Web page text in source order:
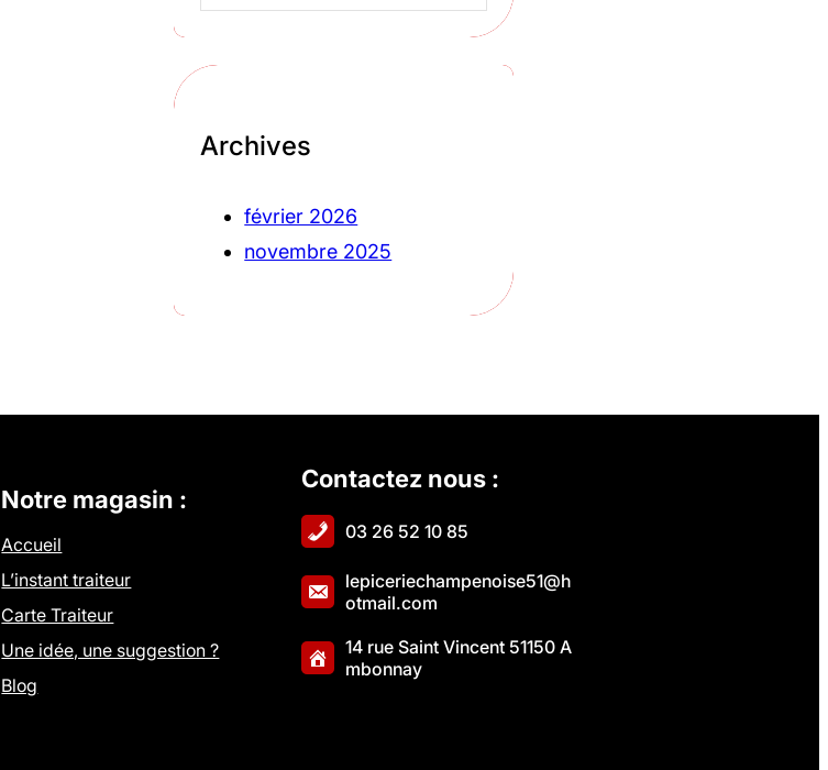
Archives
février 2026
novembre 2025
Notre magasin :
Accueil
L’instant traiteur
Carte Traiteur
Une idée, une suggestion ?
Blog
Contactez nous :
03 26 52 10 85
lepiceriechampenoise51@h
otmail.com
14 rue Saint Vincent 51150 A
mbonnay